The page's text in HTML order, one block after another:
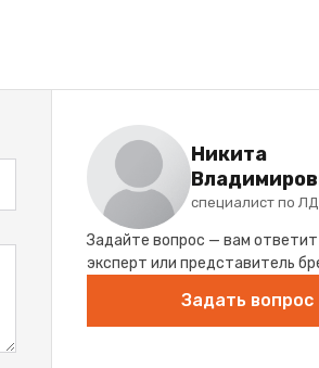
Никита
специалист по
Задайте вопрос — вам
эксперт или представитель
Задать вопрос